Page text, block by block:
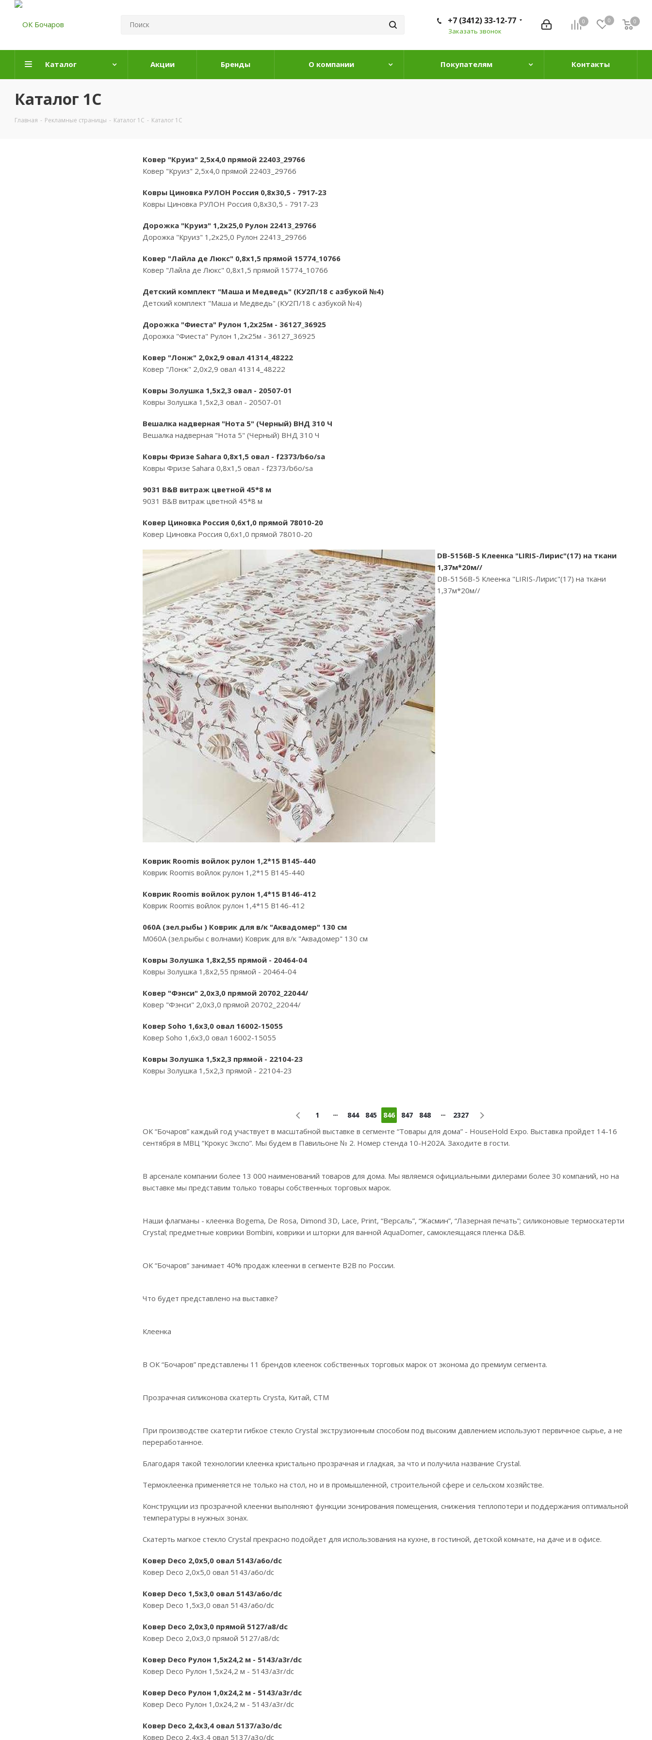
0 0 0
0
+7 (3412) 33-12-77
Заказать звонок
Каталог Акции Бренды О компании Покупателям Контакты
Каталог 1С
Главная - Рекламные страницы - Каталог 1С - Каталог 1С
Ковер "Круиз" 2,5х4,0 прямой 22403_29766
Ковер "Круиз" 2,5х4,0 прямой 22403_29766
Ковры Циновка РУЛОН Россия 0,8х30,5 - 7917-23
Ковры Циновка РУЛОН Россия 0,8х30,5 - 7917-23
Дорожка "Круиз" 1,2х25,0 Рулон 22413_29766
Дорожка "Круиз" 1,2х25,0 Рулон 22413_29766
Ковер "Лайла де Люкс" 0,8х1,5 прямой 15774_10766
Ковер "Лайла де Люкс" 0,8х1,5 прямой 15774_10766
Детский комплект "Маша и Медведь" (КУ2П/18 с азбукой №4)
Детский комплект "Маша и Медведь" (КУ2П/18 с азбукой №4)
Дорожка "Фиеста" Рулон 1,2х25м - 36127_36925
Дорожка "Фиеста" Рулон 1,2х25м - 36127_36925
Ковер "Лонж" 2,0х2,9 овал 41314_48222
Ковер "Лонж" 2,0х2,9 овал 41314_48222
Ковры Золушка 1,5х2,3 овал - 20507-01
Ковры Золушка 1,5х2,3 овал - 20507-01
Вешалка надверная "Нота 5" (Черный) ВНД 310 Ч
Вешалка надверная "Нота 5" (Черный) ВНД 310 Ч
Ковры Фризе Sahara 0,8х1,5 овал - f2373/b6o/sa
Ковры Фризе Sahara 0,8х1,5 овал - f2373/b6o/sa
9031 B&B витраж цветной 45*8 м
9031 B&B витраж цветной 45*8 м
Ковер Циновка Россия 0,6х1,0 прямой 78010-20
Ковер Циновка Россия 0,6х1,0 прямой 78010-20
DB-5156B-5 Клеенка "LIRIS-Лирис"(17) на ткани
1,37м*20м//
DB-5156B-5 Клеенка "LIRIS-Лирис"(17) на ткани
1,37м*20м//
Коврик Roomis войлок рулон 1,2*15 B145-440
Коврик Roomis войлок рулон 1,2*15 B145-440
Коврик Roomis войлок рулон 1,4*15 B146-412
Коврик Roomis войлок рулон 1,4*15 B146-412
060А (зел.рыбы ) Коврик для в/к "Аквадомер" 130 см
M060А (зел.рыбы с волнами) Коврик для в/к "Аквадомер" 130 см
Ковры Золушка 1,8х2,55 прямой - 20464-04
Ковры Золушка 1,8х2,55 прямой - 20464-04
Ковер "Фэнси" 2,0х3,0 прямой 20702_22044/
Ковер "Фэнси" 2,0х3,0 прямой 20702_22044/
Ковер Soho 1,6х3,0 овал 16002-15055
Ковер Soho 1,6х3,0 овал 16002-15055
Ковры Золушка 1,5х2,3 прямой - 22104-23
Ковры Золушка 1,5х2,3 прямой - 22104-23
1 844 845 846 847 848 2327
ОК “Бочаров” каждый год участвует в масштабной выставке в сегменте “Товары для дома” - HouseHold Expo. Выставка пройдет 14-16
сентября в МВЦ “Крокус Экспо”. Мы будем в Павильоне № 2. Номер стенда 10-Н202А. Заходите в гости.
В арсенале компании более 13 000 наименований товаров для дома. Мы являемся официальными дилерами более 30 компаний, но на
выставке мы представим только товары собственных торговых марок.
Наши флагманы - клеенка Bogema, De Rosa, Dimond 3D, Lace, Print, “Версаль”, “Жасмин”, “Лазерная печать”; силиконовые термоскатерти
Crystal; предметные коврики Bombini, коврики и шторки для ванной AquaDomer, самоклеящаяся пленка D&B.
ОК “Бочаров” занимает 40% продаж клеенки в сегменте B2B по России.
Что будет представлено на выставке?
Клеенка
В ОК “Бочаров” представлены 11 брендов клеенок собственных торговых марок от эконома до премиум сегмента.
Прозрачная силиконова скатерть Crysta, Китай, СТМ
При производстве скатерти гибкое стекло Crystal экструзионным способом под высоким давлением используют первичное сырье, а не
переработанное.
Благодаря такой технологии клеенка кристально прозрачная и гладкая, за что и получила название Crystal.
Термоклеенка применяется не только на стол, но и в промышленной, строительной сфере и сельском хозяйстве.
Конструкции из прозрачной клеенки выполняют функции зонирования помещения, снижения теплопотери и поддержания оптимальной
температуры в нужных зонах.
Скатерть магкое стекло Crystal прекрасно подойдет для использования на кухне, в гостиной, детской комнате, на даче и в офисе.
Ковер Deco 2,0х5,0 овал 5143/a6o/dc
Ковер Deco 2,0х5,0 овал 5143/a6o/dc
Ковер Deco 1,5х3,0 овал 5143/a6o/dc
Ковер Deco 1,5х3,0 овал 5143/a6o/dc
Ковер Deco 2,0х3,0 прямой 5127/a8/dc
Ковер Deco 2,0х3,0 прямой 5127/a8/dc
Ковер Deco Рулон 1,5х24,2 м - 5143/a3r/dc
Ковер Deco Рулон 1,5х24,2 м - 5143/a3r/dc
Ковер Deco Рулон 1,0х24,2 м - 5143/a3r/dc
Ковер Deco Рулон 1,0х24,2 м - 5143/a3r/dc
Ковер Deco 2,4х3,4 овал 5137/a3o/dc
Ковер Deco 2,4х3,4 овал 5137/a3o/dc